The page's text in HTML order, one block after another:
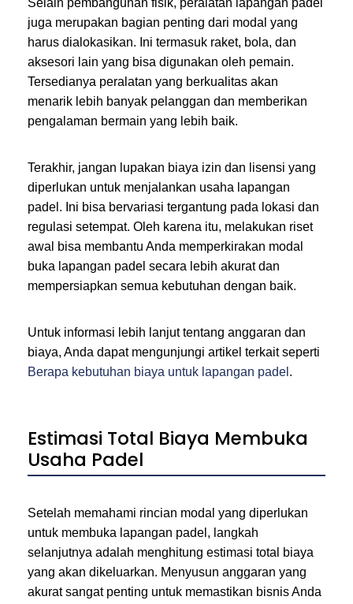
Selain pembangunan fisik, peralatan lapangan padel
juga merupakan bagian penting dari modal yang
harus dialokasikan. Ini termasuk raket, bola, dan
aksesori lain yang bisa digunakan oleh pemain.
Tersedianya peralatan yang berkualitas akan
menarik lebih banyak pelanggan dan memberikan
pengalaman bermain yang lebih baik.
Terakhir, jangan lupakan biaya izin dan lisensi yang
diperlukan untuk menjalankan usaha lapangan
padel. Ini bisa bervariasi tergantung pada lokasi dan
regulasi setempat. Oleh karena itu, melakukan riset
awal bisa membantu Anda memperkirakan modal
buka lapangan padel secara lebih akurat dan
mempersiapkan semua kebutuhan dengan baik.
Untuk informasi lebih lanjut tentang anggaran dan
biaya, Anda dapat mengunjungi artikel terkait seperti
Berapa kebutuhan biaya untuk lapangan padel .
Estimasi Total Biaya Membuka
Usaha Padel
Setelah memahami rincian modal yang diperlukan
untuk membuka lapangan padel, langkah
selanjutnya adalah menghitung estimasi total biaya
yang akan dikeluarkan. Menyusun anggaran yang
akurat sangat penting untuk memastikan bisnis Anda